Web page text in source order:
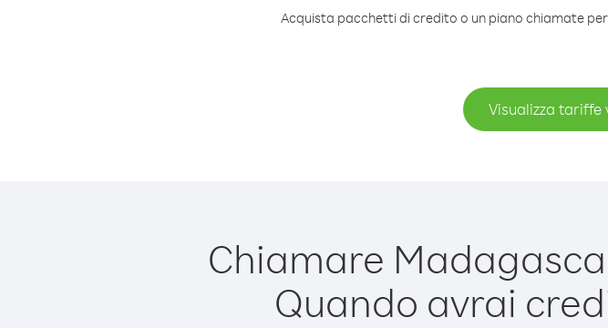
Acquista pacchetti di credito o un piano chiamate
Visualizza
Chiamare
Quando avrai